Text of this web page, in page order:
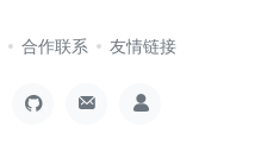
合作联系 友情链接